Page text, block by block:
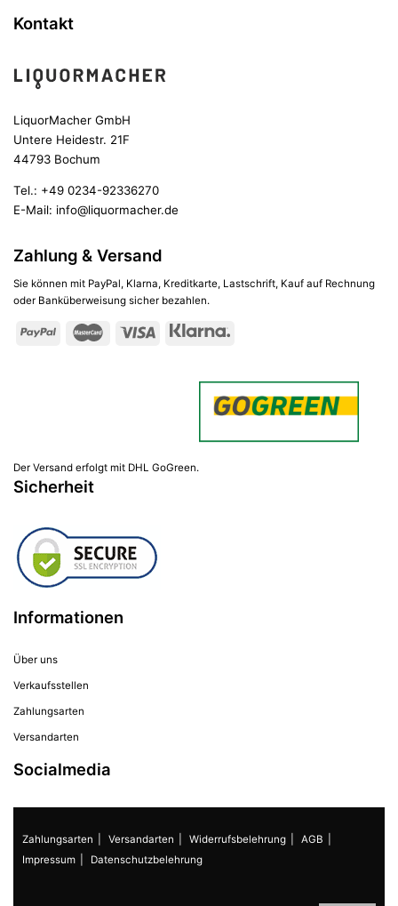
Kontakt
LiquorMacher GmbH
Untere Heidestr. 21F
44793 Bochum
Tel.: +49 0234-92336270
E-Mail: info@liquormacher.de
Zahlung & Versand
Sie können mit PayPal, Klarna, Kreditkarte, Lastschrift, Kauf auf Rechnung
oder Banküberweisung sicher bezahlen.
Der Versand erfolgt mit DHL GoGreen.
Sicherheit
Informationen
Über uns
Verkaufsstellen
Zahlungsarten
Versandarten
Socialmedia
Zahlungsarten Versandarten Widerrufsbelehrung
AGB
Impressum
Datenschutzbelehrung